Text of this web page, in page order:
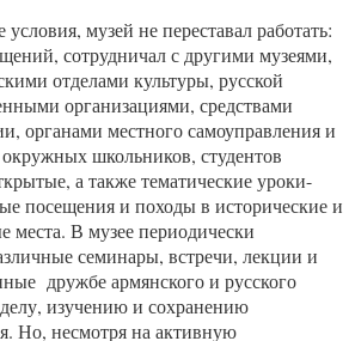
музей не переставал работать:
сотрудничал с другими музеями,
отделами культуры, русской
организациями, средствами
органами местного самоуправления и
школьников, студентов
а также тематические уроки-
посещения и походы в исторические и
места. В музее периодически
семинары, встречи, лекции и
дружбе армянского и русского
изучению и сохранению
Но, несмотря на активную